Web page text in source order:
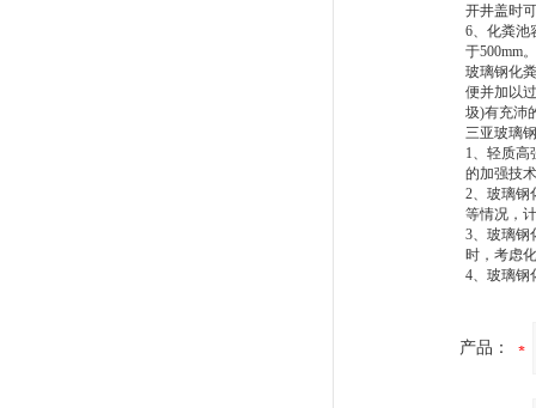
开井盖时
6、化粪池
于500mm。
玻璃钢化
便并加以
圾)有充沛
三亚玻璃
1、轻质高
的加强技
2、玻璃钢
等情况，
3、玻璃钢
时，考虑
4、玻璃钢
产品：